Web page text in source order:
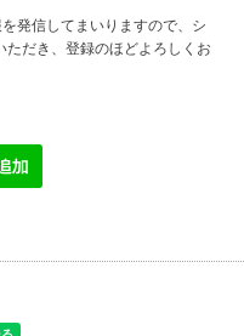
発信してまいりますので、シ
ただき、登録のほどよろしくお